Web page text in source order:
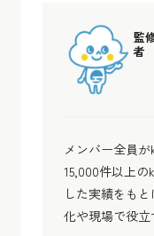
監
者
メンバー全員
15,000件以上
した実績をも
化や現場で役立